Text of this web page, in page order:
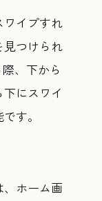
ワイプすれ
見つけられ
、下から
にスワイ
す。
ホーム画